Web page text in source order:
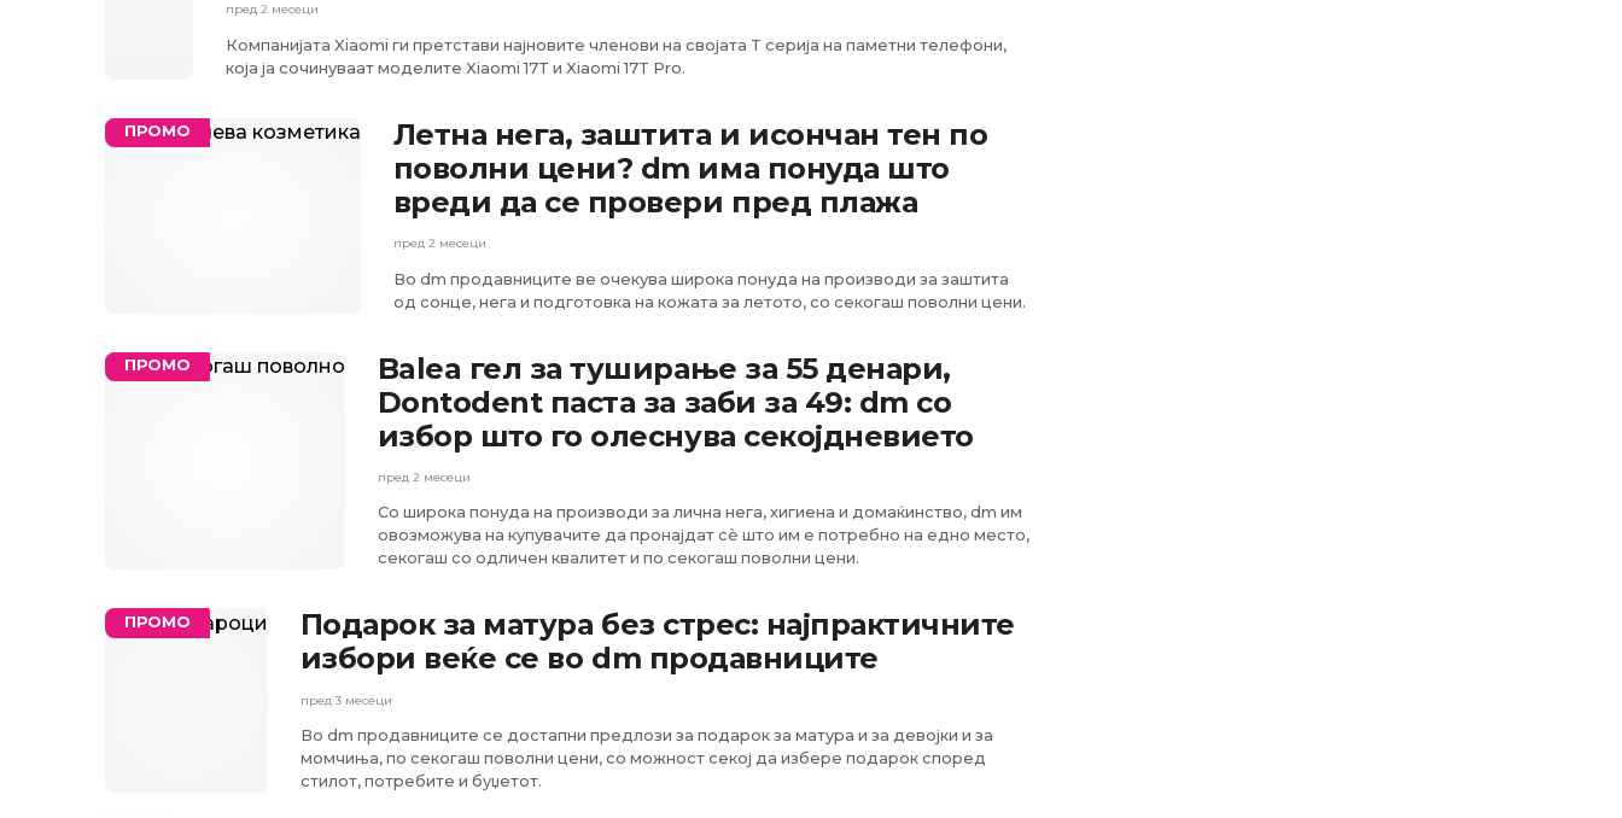
пред 2 месеци
Компанијата Xiaomi ги претстави најновите членови на својата T серија на паметни телефони,
која ја сочинуваат моделите Xiaomi 17T и Xiaomi 17T Pro.
ПРОМО
Летна нега, заштита и исончан тен по
поволни цени? dm има понуда што
вреди да се провери пред плажа
пред 2 месеци
Во dm продавниците ве очекува широка понуда на производи за заштита
од сонце, нега и подготовка на кожата за летото, со секогаш поволни цени.
ПРОМО
Balea гел за туширање за 55 денари,
Dontodent паста за заби за 49: dm со
избор што го олеснува секојдневието
пред 2 месеци
Со широка понуда на производи за лична нега, хигиена и домаќинство, dm им
овозможува на купувачите да пронајдат сè што им е потребно на едно место,
секогаш со одличен квалитет и по секогаш поволни цени.
ПРОМО
Подарок за матура без стрес: најпрактичните
избори веќе се во dm продавниците
пред 3 месеци
Во dm продавниците се достапни предлози за подарок за матура и за девојки и за
момчиња, по секогаш поволни цени, со можност секој да избере подарок според
стилот, потребите и буџетот.